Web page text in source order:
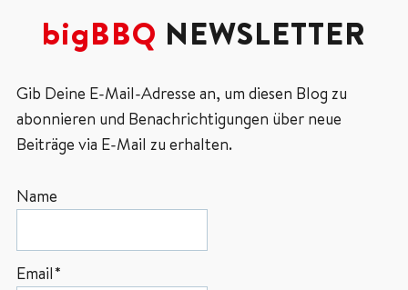
bigBBQ NEWSLETTER
Gib Deine E-Mail-Adresse an, um diesen Blog zu
abonnieren und Benachrichtigungen über neue
Beiträge via E-Mail zu erhalten.
Name
Email*